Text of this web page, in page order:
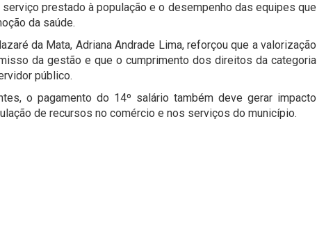
prestado à população e o desempenho das equipes que
da saúde.
da Mata, Adriana Andrade Lima, reforçou que a valorização
da gestão e que o cumprimento dos direitos da categoria
público.
o pagamento do 14º salário também deve gerar impacto
de recursos no comércio e nos serviços do município.